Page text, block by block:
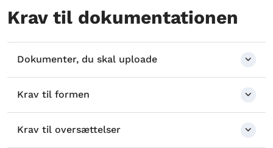
Krav til dokumentationen
Dokumenter, du skal uploade
Krav til formen
Krav til oversættelser